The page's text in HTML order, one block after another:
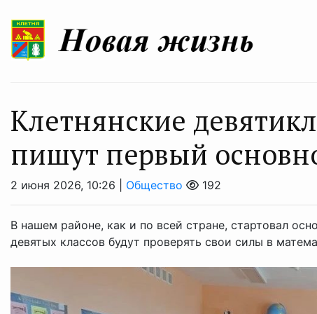
Клетнянские
пишут первый
2 июня 2026, 10:26 | Общество 192
В нашем районе, как и по всей стране, стартовал
девятых классов будут проверять свои силы в